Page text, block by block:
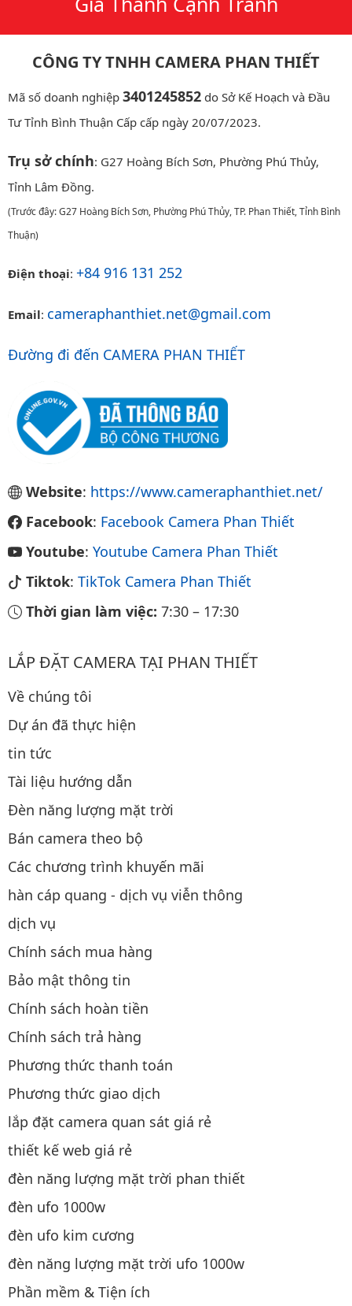
CÔNG TY TNHH CAMERA PHAN THIẾT
Mã số doanh nghiệp 3401245852 do Sở Kế Hoạch và Đầu
Tư Tỉnh Bình Thuận Cấp cấp ngày 20/07/2023.
Trụ sở chính: G27 Hoàng Bích Sơn, Phường Phú Thủy,
Tỉnh Lâm Đồng.
(Trước đây: G27 Hoàng Bích Sơn, Phường Phú Thủy, TP. Phan Thiết, Tỉnh Bình
Thuận)
Điện thoại: +84 916 131 252
Email: cameraphanthiet.net@gmail.com
Đường đi đến CAMERA PHAN THIẾT
Website: https://www.cameraphanthiet.net/
Facebook: Facebook Camera Phan Thiết
Youtube: Youtube Camera Phan Thiết
Tiktok: TikTok Camera Phan Thiết
Thời gian làm việc: 7:30 – 17:30
LẮP ĐẶT CAMERA TẠI PHAN THIẾT
Về chúng tôi
Dự án đã thực hiện
tin tức
Tài liệu hướng dẫn
Đèn năng lượng mặt trời
Bán camera theo bộ
Các chương trình khuyến mãi
hàn cáp quang - dịch vụ viễn thông
dịch vụ
Chính sách mua hàng
Bảo mật thông tin
Chính sách hoàn tiền
Chính sách trả hàng
Phương thức thanh toán
Phương thức giao dịch
lắp đặt camera quan sát giá rẻ
thiết kế web giá rẻ
đèn năng lượng mặt trời phan thiết
đèn ufo 1000w
đèn ufo kim cương
đèn năng lượng mặt trời ufo 1000w
Phần mềm & Tiện ích